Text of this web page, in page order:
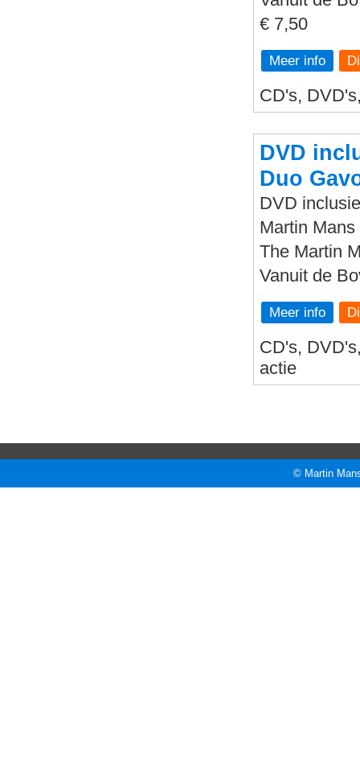
€ 7,50
Meer info
CD's,
DVD
Duo
DVD
Martin
The Martin
Vanuit de
Meer info
CD's,
actie
© Martin